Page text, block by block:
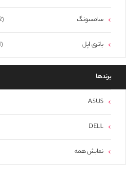
(2) سامسونگ
(1) باتری اپل
برند‌ها
ASUS
DELL
نمایش همه